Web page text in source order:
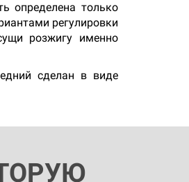
определена только
регулировки
розжигу именно
сделан в виде